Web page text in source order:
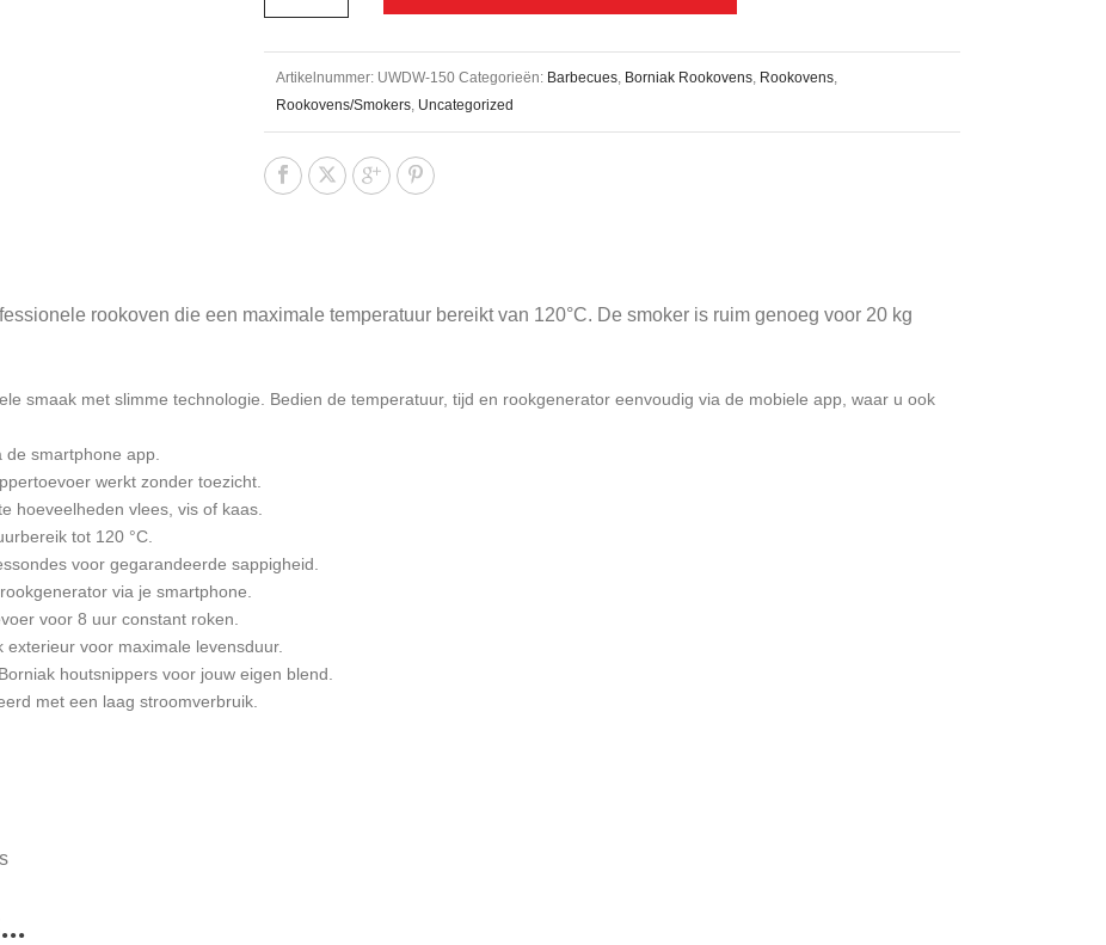
Artikelnummer: UWDW-150 Categorieën: Barbecues, Borniak Rookovens, Rookovens,
Rookovens/Smokers, Uncategorized
rookoven die een maximale temperatuur bereikt van 120°C. De smoker is ruim genoeg voor 20 kg
smaak met slimme technologie. Bedien de temperatuur, tijd en rookgenerator eenvoudig via de mobiele app, waar u ook
smartphone app.
werkt zonder toezicht.
hoeveelheden vlees, vis of kaas.
tot 120 °C.
voor gegarandeerde sappigheid.
via je smartphone.
voor 8 uur constant roken.
voor maximale levensduur.
houtsnippers voor jouw eigen blend.
met een laag stroomverbruik.